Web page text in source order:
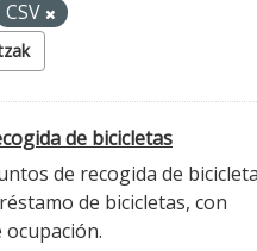
CSV
de bicicletas
de recogida de
de bicicletas, con
ocupación.